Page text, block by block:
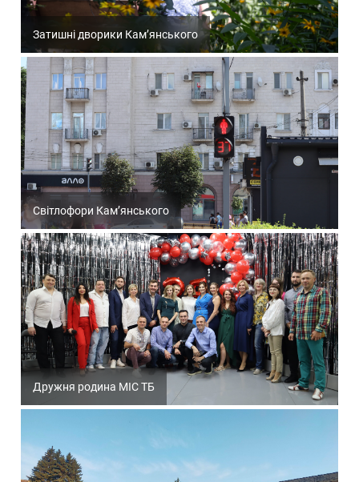
Затишні дворики Кам’янського
Світлофори Кам’янського
Дружня родина МІС ТБ